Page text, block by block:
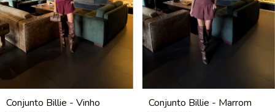
Conjunto Billie - Vinho Conjunto Billie - Marrom